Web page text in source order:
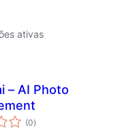
ativas
– AI Photo
(0avaliações
totais
)